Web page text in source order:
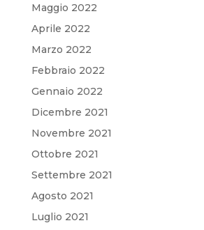
Maggio 2022
Aprile 2022
Marzo 2022
Febbraio 2022
Gennaio 2022
Dicembre 2021
Novembre 2021
Ottobre 2021
Settembre 2021
Agosto 2021
Luglio 2021